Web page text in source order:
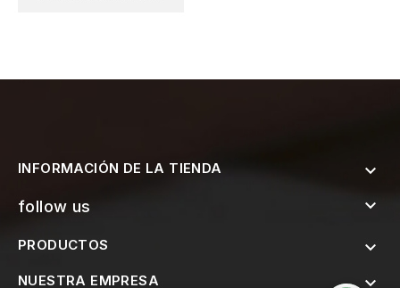
INFORMACIÓN DE LA TIENDA 
follow us 
PRODUCTOS 
NUESTRA EMPRESA 